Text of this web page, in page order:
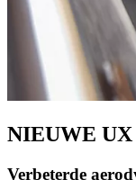
NIEUWE UX
Verbeterde